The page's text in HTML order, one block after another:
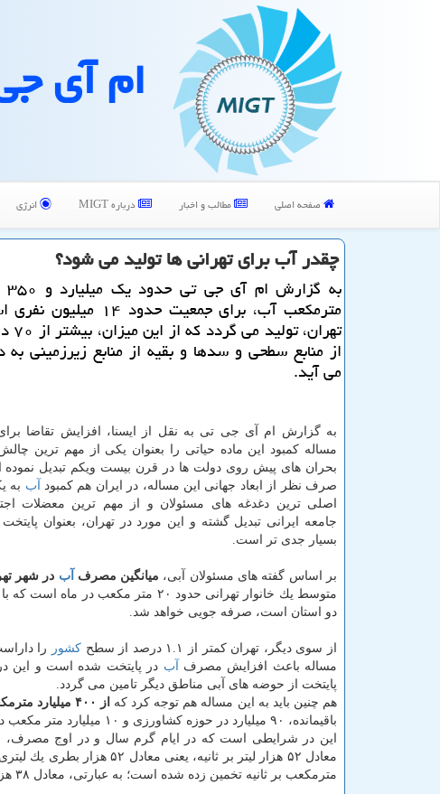
ام آی
صفحه اصلی مطالب و اخبار درباره MIGT انرژی
چقدر آب برای تهرانی ها تولید می شود؟
به
مترمكعب آب، برای جمعیت حدود ۱۴
تهران،
از منابع سطحی و سدها و بقیه از منابع زیرزمینی
می آید.
به گزارش ام آی جی تی به نقل از ایسنا، افزایش تقاضا
مساله كمبود این ماده حیاتی را بعنوان یكی از مهم ترین
بحران های پیش روی دولت ها در قرن بیست ویكم تبدیل نموده
صرف نظر از ابعاد جهانی این مساله، در ایران هم كمبود آب به
اصلی ترین دغدغه های مسئولان و از مهم ترین معضلات
جامعه ایرانی تبدیل گشته و این مورد در تهران، بعنوان پایتخت
بسیار جدی تر است.
بر اساس گفته های مسئولان آبی، میانگین مصرف آب در شهر
متوسط یك خانوار تهرانی حدود ۲۰ متر مكعب در ماه است كه با كاهش ۱۰ درصدی مصرف
دو استان است، صرفه جویی خواهد شد.
از سوی دیگر، تهران كمتر از ۱.۱ درصد از سطح كشور را داراست، اما ۲۰
مساله باعث افزایش مصرف
آب در پایتخت شده است و این
پایتخت از حوضه های آبی مناطق دیگر تامین می گردد.
هم چنین باید به این مساله هم توجه كرد كه از ۴۰۰ میلیارد مترمكعب منابع آبی در سال، ۳۰۰ میلیارد متر مكعب تبخیر
باقیمانده، ۹۰ میلیارد در حوزه كشاورزی و ۱۰ میلیارد متر مكعب در حوزه
این در شرایطی است كه در ایام گرم سال و در اوج مصرف،
مترمكعب بر ثانیه تخمین زده شده است؛ به عبارتی، معادل ۳۸ هزار بطری یك لیتری در ثانیه در شهر تهران